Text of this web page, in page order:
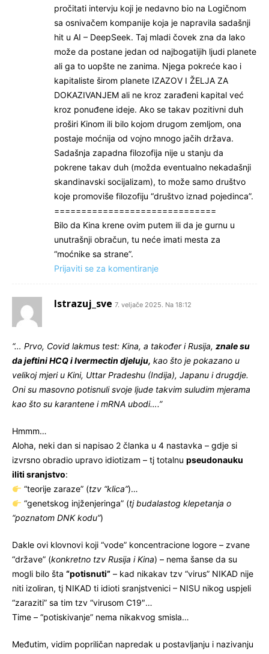
pročitati intervju koji je nedavno bio na Logičnom
sa osnivačem kompanije koja je napravila sadašnji
hit u AI – DeepSeek. Taj mladi čovek zna da lako
može da postane jedan od najbogatijih ljudi planete
ali ga to uopšte ne zanima. Njega pokreće kao i
kapitaliste širom planete IZAZOV I ŽELJA ZA
DOKAZIVANJEM ali ne kroz zarađeni kapital već
kroz ponuđene ideje. Ako se takav pozitivni duh
proširi Kinom ili bilo kojom drugom zemljom, ona
postaje moćnija od vojno mnogo jačih država.
Sadašnja zapadna filozofija nije u stanju da
pokrene takav duh (možda eventualno nekadašnji
skandinavski socijalizam), to može samo društvo
koje promoviše filozofiju “društvo iznad pojedinca”.
==============================
Bilo da Kina krene ovim putem ili da je gurnu u
unutrašnji obračun, tu neće imati mesta za
“moćnike sa strane”.
Prijaviti se za komentiranje
Istrazuj_sve 7. veljače 2025. Na 18:12
“… Prvo, Covid lakmus test: Kina, a također i Rusija, znale su
da jeftini HCQ i Ivermectin djeluju, kao što je pokazano u
velikoj mjeri u Kini, Uttar Pradeshu (Indija), Japanu i drugdje.
Oni su masovno potisnuli svoje ljude takvim suludim mjerama
kao što su karantene i mRNA ubodi….”
Hmmm…
Aloha, neki dan si napisao 2 članka u 4 nastavka – gdje si
izvrsno obradio upravo idiotizam – tj totalnu pseudonauku
iliti sranjstvo:
“teorije zaraze” (tzv “klica”)…
“genetskog injženjeringa” (tj budalastog klepetanja o
“poznatom DNK kodu”)
Dakle ovi klovnovi koji “vode” koncentracione logore – zvane
“države” (konkretno tzv Rusija i Kina) – nema šanse da su
mogli bilo šta “potisnuti” – kad nikakav tzv “virus” NIKAD nije
niti izoliran, tj NIKAD ti idioti sranjstvenici – NISU nikog uspjeli
“zaraziti” sa tim tzv “virusom C19″…
Time – “potiskivanje” nema nikakvog smisla…
Međutim, vidim popriličan napredak u postavljanju i nazivanju